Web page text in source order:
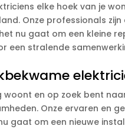
elke hoek van je
Onze professionals
nu gaat om een kleine
een stralende
woont en op zoek bent
Onze ervaren en
gaat om een nieuwe